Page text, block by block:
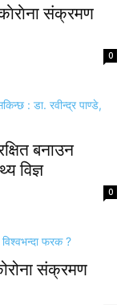
संक्रमण
0
बनाउन
विज्ञ
0
संक्रमण